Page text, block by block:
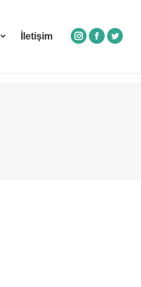
İletişim
Instagram
Facebook